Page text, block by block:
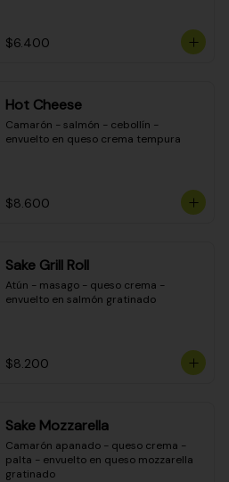
$6.400
Hot Cheese
Camarón - salmón - cebollín -
envuelto en queso crema tempura
$8.600
Sake Grill Roll
Atún - masago - queso crema -
envuelto en salmón gratinado
$8.200
Sake Mozzarella
Camarón apanado - queso crema -
palta - envuelto en queso mozzarella
gratinado